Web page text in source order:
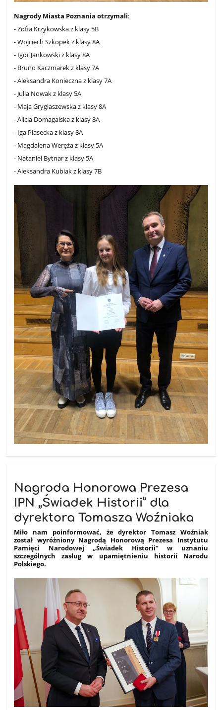
Nagrody Miasta Poznania otrzymali:
- Zofia Krzykowska z klasy 5B
- Wojciech Szkopek z klasy 8A
- Igor Jankowski z klasy 8A
- Bruno Kaczmarek z klasy 7A
- Aleksandra Konieczna z klasy 7A
- Julia Nowak z klasy 5A
- Maja Gryglaszewska z klasy 8A
- Alicja Domagalska z klasy 8A
- Iga Piasecka z klasy 8A
- Magdalena Weręża z klasy 5A
- Nataniel Bytnar z klasy 5A
- Aleksandra Kubiak z klasy 7B
Nagroda Honorowa Prezesa
IPN „Świadek Historii” dla
dyrektora Tomasza Woźniaka
Miło nam poinformować, że dyrektor Tomasz Woźniak
został wyróżniony Nagrodą Honorową Prezesa Instytutu
Pamięci Narodowej „Świadek Historii” w uznaniu
szczególnych zasług w upamiętnieniu historii Narodu
Polskiego.